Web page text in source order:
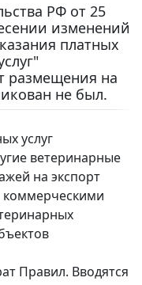
РФ от 25
изменений
платных
размещения на
не был.
услуг
ветеринарные
на экспорт
Правил. Вводятся